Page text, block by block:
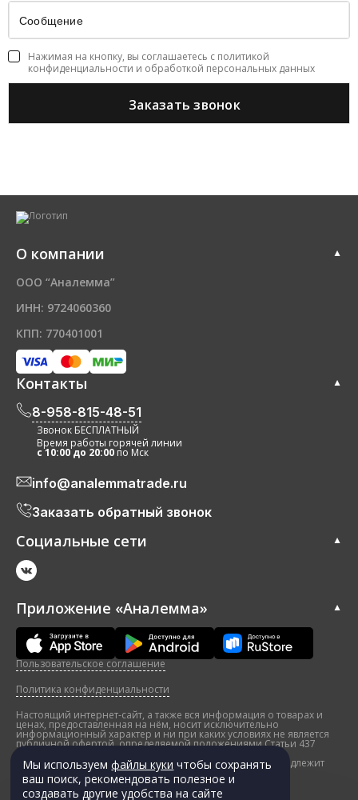
Нажимая на кнопку, вы соглашаетесь с политикой
конфиденциальности и обработкой персональных данных
О компании
ООО “Аналемма”
ИНН: 9724060360
КПП: 770401001
Контакты
8-958-815-48-51
Звонок БЕСПЛАТНЫЙ
Время работы горячей линии
c 10:00 до 20:00 по Мск
info@analemmatrade.ru
Заказать обратный звонок
Социальные сети
Приложение «Аналемма»
Пользовательское соглашение
Политика конфиденциальности
Настоящий интернет-сайт, а также вся информация о товарах и
ценах, предоставленная на нём, носит исключительно
информационный характер и ни при каких условиях не является
публичной офертой, определяемой положениями Статьи 437
Гражданского кодекса Российской Федерации. Оценка,
произведенная на сайте является предварительной и подлежит
уточнению перед заключением договора.
© 2010-2026 год. Все права защищены ООО “Аналемма”
Мы используемфайлы куки чтобы сохранять
ваш поиск, рекомендовать полезное и
создавать другие удобства на сайте